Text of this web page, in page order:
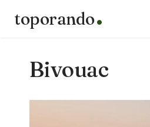
contenu
toporando
Bivouac